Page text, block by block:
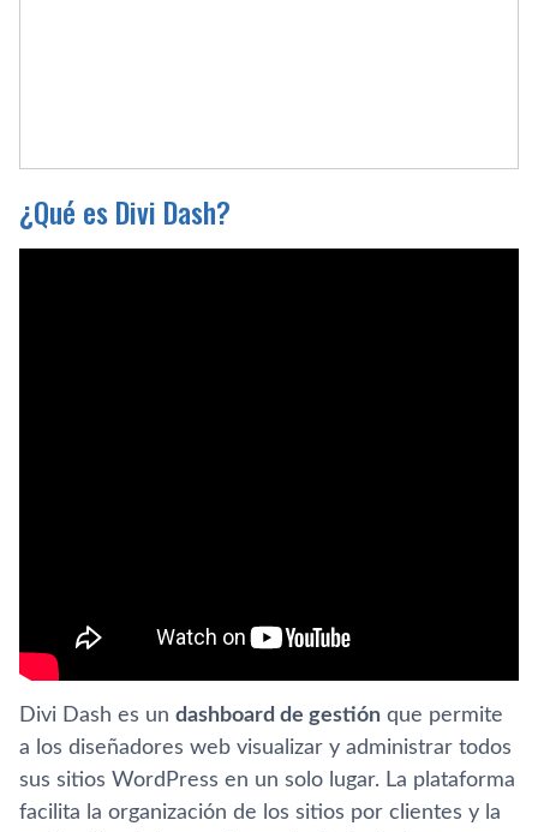
¿Qué es Divi Dash?
Divi Dash es un dashboard de gestión que permite
a los diseñadores web visualizar y administrar todos
sus sitios WordPress en un solo lugar. La plataforma
facilita la organización de los sitios por clientes y la